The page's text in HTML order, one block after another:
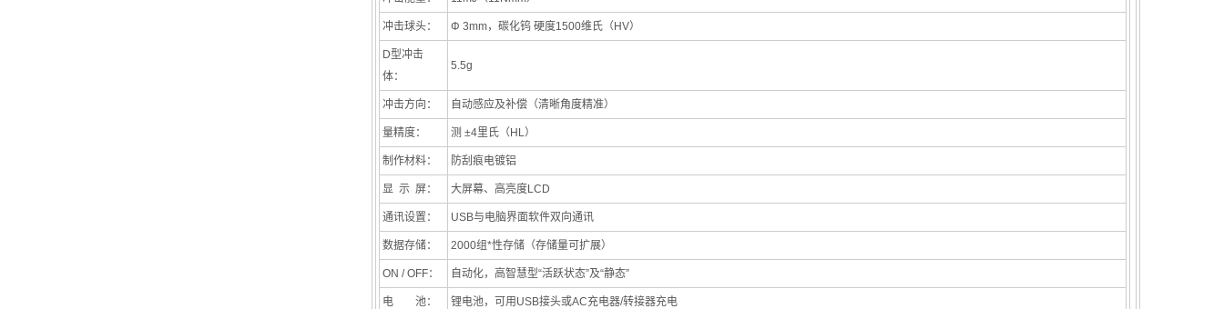
冲击球头： Φ 3mm，碳化钨 硬度1500维氏（HV）
D型冲击
体：
5.5g
冲击方向： 自动感应及补偿（清晰角度精准）
量精度： 测 ±4里氏（HL）
制作材料： 防刮痕电镀铝
显 示 屏： 大屏幕、高亮度LCD
通讯设置： USB与电脑界面软件双向通讯
数据存储： 2000组*性存储（存储量可扩展）
ON / OFF： 自动化，高智慧型“活跃状态”及“静态”
电 池： 锂电池，可用USB接头或AC充电器/转接器充电